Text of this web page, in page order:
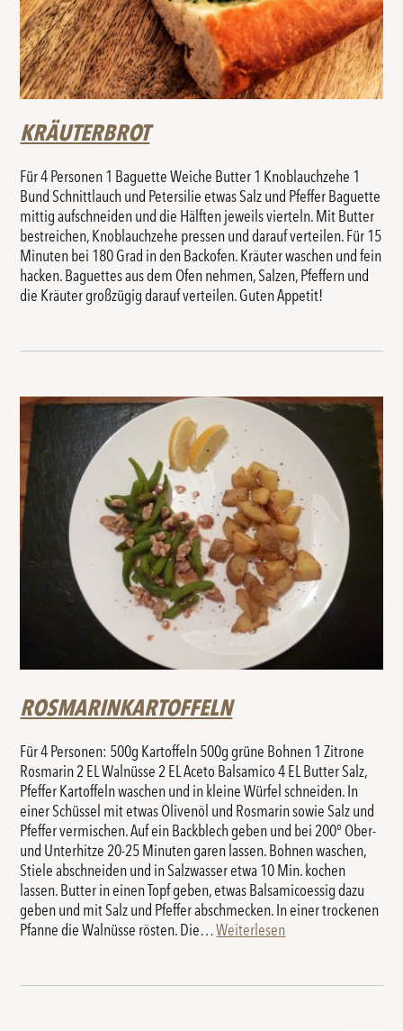
KRÄUTERBROT
Für 4 Personen 1 Baguette Weiche Butter 1 Knoblauchzehe 1
Bund Schnittlauch und Petersilie etwas Salz und Pfeffer Baguette
mittig aufschneiden und die Hälften jeweils vierteln. Mit Butter
bestreichen, Knoblauchzehe pressen und darauf verteilen. Für 15
Minuten bei 180 Grad in den Backofen. Kräuter waschen und fein
hacken. Baguettes aus dem Ofen nehmen, Salzen, Pfeffern und
die Kräuter großzügig darauf verteilen. Guten Appetit!
ROSMARINKARTOFFELN
Für 4 Personen: 500g Kartoffeln 500g grüne Bohnen 1 Zitrone
Rosmarin 2 EL Walnüsse 2 EL Aceto Balsamico 4 EL Butter Salz,
Pfeffer Kartoffeln waschen und in kleine Würfel schneiden. In
einer Schüssel mit etwas Olivenöl und Rosmarin sowie Salz und
Pfeffer vermischen. Auf ein Backblech geben und bei 200° Ober-
und Unterhitze 20-25 Minuten garen lassen. Bohnen waschen,
Stiele abschneiden und in Salzwasser etwa 10 Min. kochen
lassen. Butter in einen Topf geben, etwas Balsamicoessig dazu
geben und mit Salz und Pfeffer abschmecken. In einer trockenen
Pfanne die Walnüsse rösten. Die…Weiterlesen